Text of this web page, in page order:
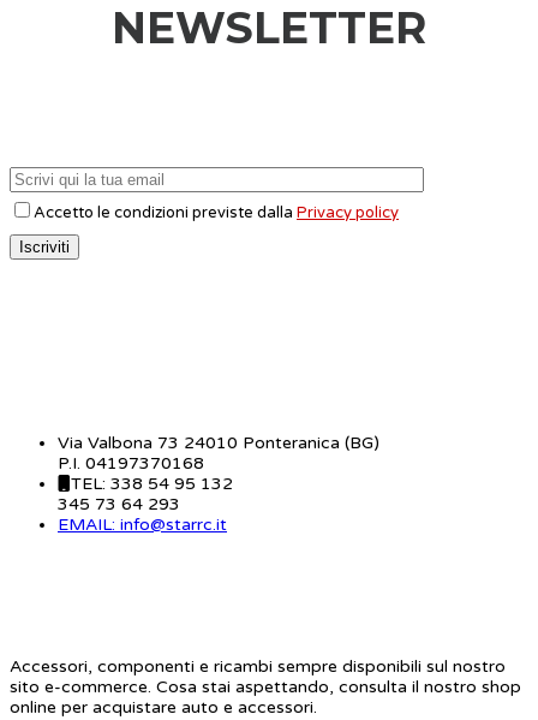
NEWSLETTER
Accetto le condizioni previste dalla Privacy policy
Via Valbona 73 24010 Ponteranica (BG)
P.I. 04197370168
TEL: 338 54 95 132
345 73 64 293
EMAIL: info@starrc.it
Accessori, componenti e ricambi sempre disponibili sul nostro
sito e-commerce. Cosa stai aspettando, consulta il nostro shop
online per acquistare auto e accessori.